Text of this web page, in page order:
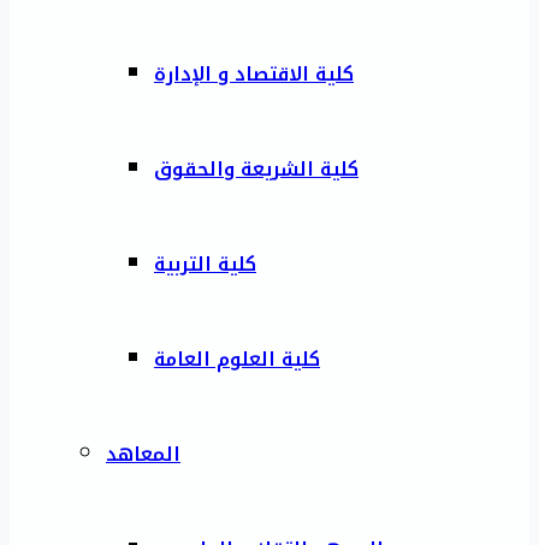
كلية الاقتصاد و الإدارة
كلية الشريعة والحقوق
كلية التربية
كلية العلوم العامة
المعاهد